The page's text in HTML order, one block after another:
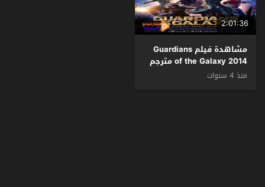
2:01:36
مشاهدة فيلم Guardians
of the Galaxy 2014 مترجم
منذ 4 سنوات